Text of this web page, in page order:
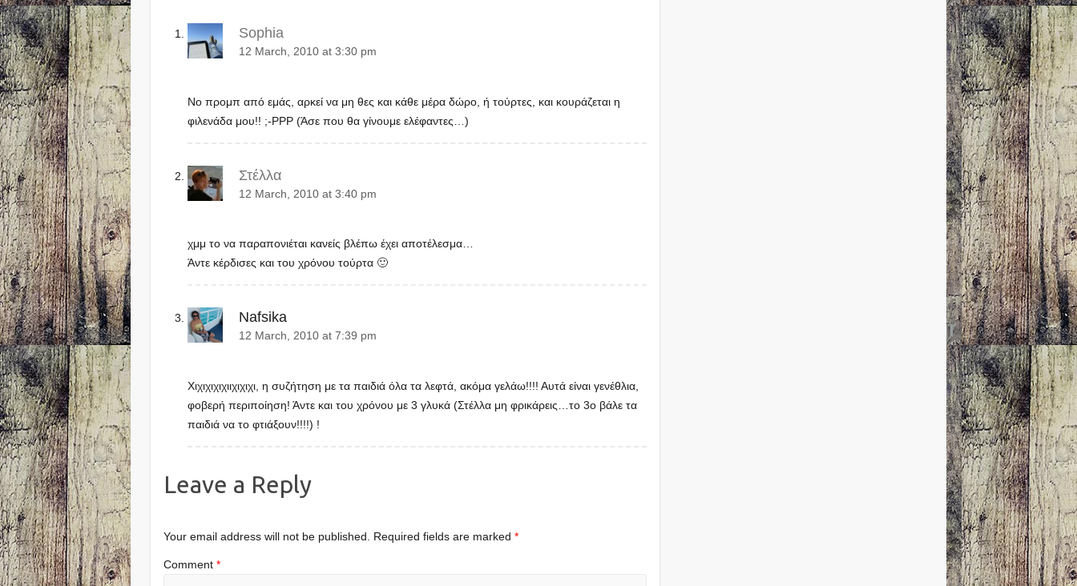
Sophia
12 March, 2010 at 3:30 pm
Νο προμπ από εμάς, αρκεί να μη θες και κάθε μέρα δώρο, ή τούρτες, και κουράζεται η
φιλενάδα μου!! ;-ΡΡΡ (Άσε που θα γίνουμε ελέφαντες…)
Στέλλα
12 March, 2010 at 3:40 pm
χμμ το να παραπονιέται κανείς βλέπω έχει αποτέλεσμα…
Άντε κέρδισες και του χρόνου τούρτα 🙂
Nafsika
12 March, 2010 at 7:39 pm
Χιχιχιχιχιιχιχιχι, η συζήτηση με τα παιδιά όλα τα λεφτά, ακόμα γελάω!!!! Αυτά είναι γενέθλια,
φοβερή περιποίηση! Άντε και του χρόνου με 3 γλυκά (Στέλλα μη φρικάρεις…το 3ο βάλε τα
παιδιά να το φτιάξουν!!!!) !
Leave a Reply
Your email address will not be published. Required fields are marked*
Comment*